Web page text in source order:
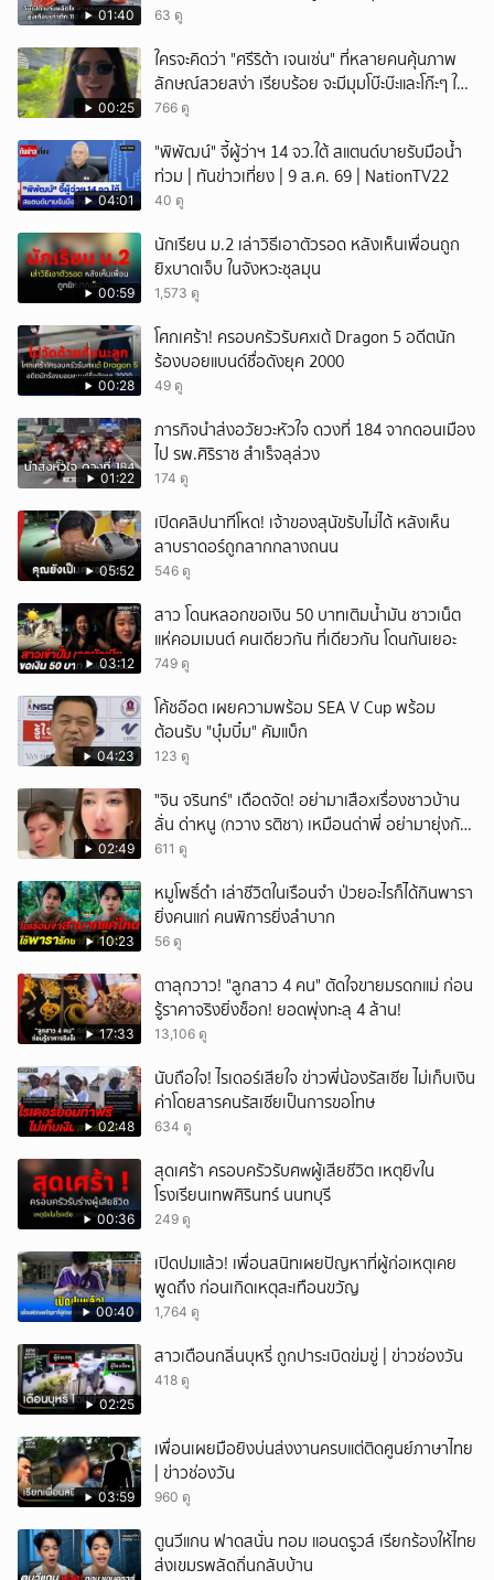
01:40 63 ดู
00:25
ใครจะคิดว่า "ศรีริต้า เจนเซ่น" ที่หลายคนคุ้นภาพ
ลักษณ์สวยสง่า เรียบร้อย จะมีมุมโบ๊ะบ๊ะและโก๊ะๆ ให้
ได้อมยิ้มเหมือนกัน งานนี้ทำเอาแฟนๆ ทั้งเอ็นดูทั้ง
766 ดู
04:01
"พิพัฒน์" จี้ผู้ว่าฯ 14 จว.ใต้ สแตนด์บายรับมือน้ำ
ท่วม | ทันข่าวเที่ยง | 9 ส.ค. 69 | NationTV22
40 ดู
00:59
นักเรียน ม.2 เล่าวิธีเอาตัวรอด หลังเห็นเพื่อนถูก
ยิxบาดเจ็บ ในจังหวะชุลมุน
1,573 ดู
00:28
โศกเศร้า! ครอบครัวรับศxเต้ Dragon 5 อดีตนัก
ร้องบอยแบนด์ชื่อดังยุค 2000
49 ดู
01:22
ภารกิจนำส่งอวัยวะหัวใจ ดวงที่ 184 จากดอนเมือง
ไป รพ.ศิริราช สำเร็จลุล่วง
174 ดู
05:52
เปิดคลิปนาทีโหด! เจ้าของสุนัขรับไม่ได้ หลังเห็น
ลาบราดอร์ถูกลากกลางถนน
546 ดู
03:12
สาว โดนหลอกขอเงิน 50 บาทเติมน้ำมัน ชาวเน็ต
แห่คอมเมนต์ คนเดียวกัน ที่เดียวกัน โดนกันเยอะ
749 ดู
04:23
โค้ชอ๊อต เผยความพร้อม SEA V Cup พร้อม
ต้อนรับ "บุ๋มบิ๋ม" คัมแบ็ก
123 ดู
02:49
ั่"จิน จรินทร์" เดือดจัด! อย่ามาเสือxเรื่องชาวบ้าน
ลั่น ด่าหนู (กวาง รติชา) เหมือนด่าพี่ อย่ามายุ่งกับ
คนของผม จบ!!!
611 ดู
10:23
หมูโพธิ์ดำ เล่าชีวิตในเรือนจำ ป่วยอะไรก็ได้กินพารา
ยิ่งคนแก่ คนพิการยิ่งลำบาก
56 ดู
17:33
ตาลุกวาว! "ลูกสาว 4 คน" ตัดใจขายมรดกแม่ ก่อน
รู้ราคาจริงยิ่งช็อก! ยอดพุ่งทะลุ 4 ล้าน!
13,106 ดู
02:48
นับถือใจ! ไรเดอร์เสียใจ ข่าวพี่น้องรัสเซีย ไม่เก็บเงิน
ค่าโดยสารคนรัสเซียเป็นการขอโทษ
634 ดู
00:36
สุดเศร้า ครอบครัวรับศwผู้เสียชีวิต เหตุยิvใน
โรงเรียนเทพศิรินทร์ นนทบุรี
249 ดู
00:40
เปิดปมแล้ว! เพื่อนสนิทเผยปัญหาที่ผู้ก่อเหตุเคย
พูดถึง ก่อนเกิดเหตุสะเทือนขวัญ
1,764 ดู
02:25
สาวเตือนกลิ่นบุหรี่ ถูกปาระเบิดข่มขู่ | ข่าวช่องวัน
418 ดู
03:59
เพื่อนเผยมือยิงบ่นส่งงานครบแต่ติดศูนย์ภาษาไทย
| ข่าวช่องวัน
960 ดู
ตูนวีแกน ฟาดสนั่น ทอม แอนดรูวส์ เรียกร้องให้ไทย
ส่งเขมรพลัดถิ่นกลับบ้าน